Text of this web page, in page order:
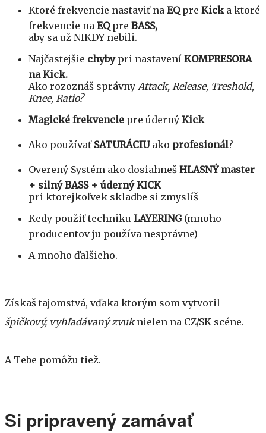
Ktoré frekvencie nastaviť na EQ pre Kicka ktoré
frekvencie na EQpre BASS,
aby sa už NIKDY nebili.
Najčastejšie chybypri nastavení KOMPRESORA
na Kick.
Ako rozoznáš správny Attack, Release, Treshold,
Knee, Ratio?
Magické frekvencie pre úderný Kick
Ako používať SATURÁCIUako profesionál?
Overený Systém ako dosiahneš HLASNÝ master
+ silný BASS + úderný KICK
pri ktorejkoľvek skladbe si zmyslíš
Kedy použiť techniku LAYERING(mnoho
producentov ju používa nesprávne)
A mnoho ďalšieho.
Získaš tajomstvá, vďaka ktorým som vytvoril
špičkový, vyhľadávaný zvuknielen na CZ/SK scéne.
A Tebe pomôžu tiež.
Si pripravený zamávať